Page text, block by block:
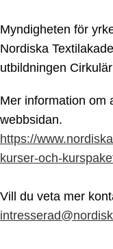
Myndigheten för
Nordiska
utbildningen
Mer information om
webbsidan.
https://
kurser-och-
Vill du veta mer